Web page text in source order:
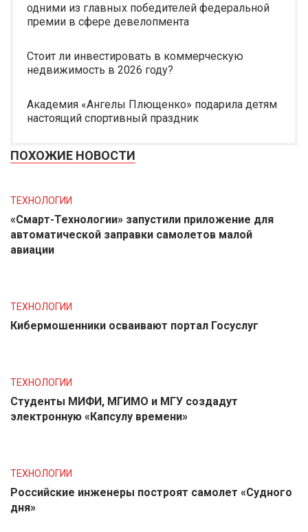
одними из главных победителей федеральной
премии в сфере девелопмента
Стоит ли инвестировать в коммерческую
недвижимость в 2026 году?
Академия «Ангелы Плющенко» подарила детям
настоящий спортивный праздник
ПОХОЖИЕ НОВОСТИ
ТЕХНОЛОГИИ
«Смарт-Технологии» запустили приложение для
автоматической заправки самолетов малой
авиации
ТЕХНОЛОГИИ
Кибермошенники осваивают портал Госуслуг
ТЕХНОЛОГИИ
Студенты МИФИ, МГИМО и МГУ создадут
электронную «Капсулу времени»
ТЕХНОЛОГИИ
Российские инженеры построят самолет «Судного
дня»